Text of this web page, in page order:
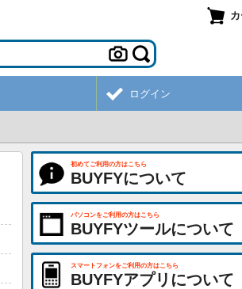
ログイン
初めてご利用の方はこちら
BUYFYについて
パソコンをご利用の方はこちら
BUYFYツールについて
スマートフォンをご利用の方はこちら
BUYFYアプリについて